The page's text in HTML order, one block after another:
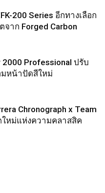
200 Series อีกทางเลือก
าก Forged Carbon
Professional ปรับ
หน้าปัดสีใหม่
Chronograph x Team
ใหม่แห่งความคลาสสิค